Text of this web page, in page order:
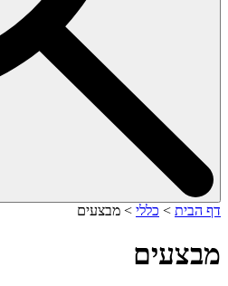
דף הבית > כללי > מבצעים
מבצעים